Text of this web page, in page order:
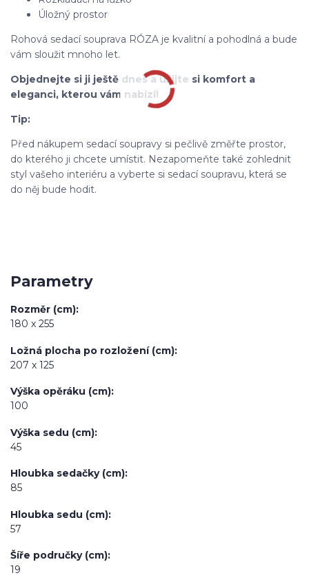
Úložný prostor
Rohová sedací souprava RÓZA je kvalitní a pohodlná a bude
vám sloužit mnoho let.
Objednejte si ji ještě dnes a užijte si komfort a
eleganci, kterou vám nabízí!
Tip:
Před nákupem sedací soupravy si pečlivě změřte prostor,
do kterého ji chcete umístit. Nezapomeňte také zohlednit
styl vašeho interiéru a vyberte si sedací soupravu, která se
do něj bude hodit.
Parametry
Rozměr (cm)
180 x 255
Ložná plocha po rozložení (cm)
207 x 125
Výška opěráku (cm)
100
Výška sedu (cm)
45
Hloubka sedačky (cm)
85
Hloubka sedu (cm)
57
Šíře područky (cm)
19